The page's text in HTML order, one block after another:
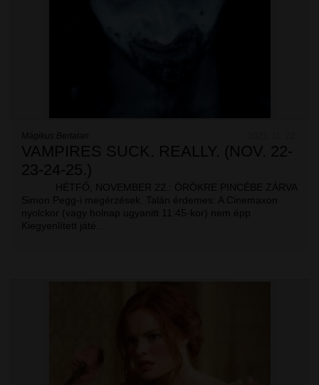
Mágikus Bertalan
VAMPIRES SUCK. REALLY. (NOV. 22-
23-24-25.)
HÉTFŐ, NOVEMBER 22.: ÖRÖKRE PINCÉBE ZÁRVA
Simon Pegg-i megérzések. Talán érdemes: A Cinemaxon
nyolckor (vagy holnap ugyanitt 11:45-kor) nem épp
Kiegyenlített játé…